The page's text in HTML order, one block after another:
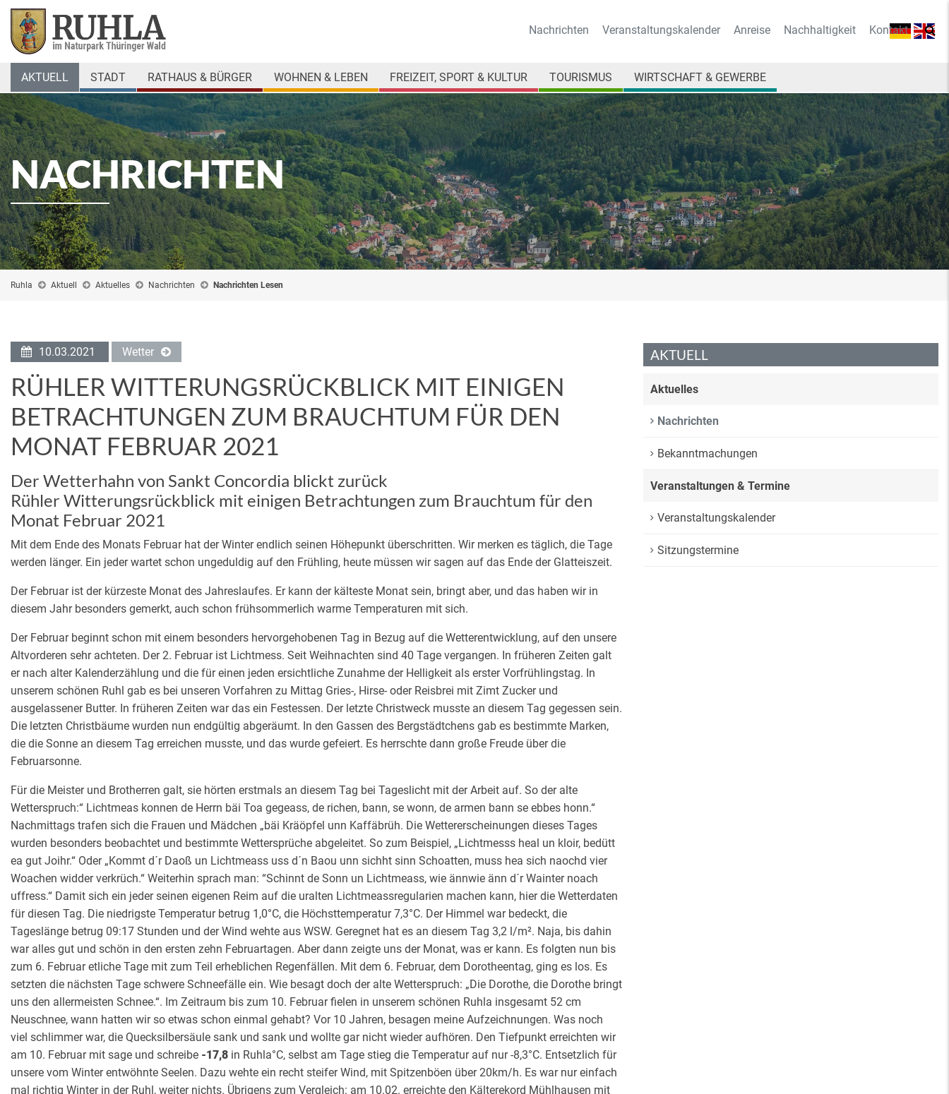
Nachrichten Veranstaltungskalender Anreise Nachhaltigkeit Kontakt
AKTUELL STADT RATHAUS & BÜRGER WOHNEN & LEBEN FREIZEIT, SPORT & KULTUR TOURISMUS WIRTSCHAFT & GEWERBE
NACHRICHTEN
Ruhla Aktuell Aktuelles Nachrichten Nachrichten Lesen
10.03.2021 Wetter
RÜHLER WITTERUNGSRÜCKBLICK MIT EINIGEN
BETRACHTUNGEN ZUM BRAUCHTUM FÜR DEN
MONAT FEBRUAR 2021
Der Wetterhahn von Sankt Concordia blickt zurück
Rühler Witterungsrückblick mit einigen Betrachtungen zum Brauchtum für den
Monat Februar 2021
Mit dem Ende des Monats Februar hat der Winter endlich seinen Höhepunkt überschritten. Wir merken es täglich, die Tage
werden länger. Ein jeder wartet schon ungeduldig auf den Frühling, heute müssen wir sagen auf das Ende der Glatteiszeit.
Der Februar ist der kürzeste Monat des Jahreslaufes. Er kann der kälteste Monat sein, bringt aber, und das haben wir in
diesem Jahr besonders gemerkt, auch schon frühsommerlich warme Temperaturen mit sich.
Der Februar beginnt schon mit einem besonders hervorgehobenen Tag in Bezug auf die Wetterentwicklung, auf den unsere
Altvorderen sehr achteten. Der 2. Februar ist Lichtmess. Seit Weihnachten sind 40 Tage vergangen. In früheren Zeiten galt
er nach alter Kalenderzählung und die für einen jeden ersichtliche Zunahme der Helligkeit als erster Vorfrühlingstag. In
unserem schönen Ruhl gab es bei unseren Vorfahren zu Mittag Gries-, Hirse- oder Reisbrei mit Zimt Zucker und
ausgelassener Butter. In früheren Zeiten war das ein Festessen. Der letzte Christweck musste an diesem Tag gegessen sein.
Die letzten Christbäume wurden nun endgültig abgeräumt. In den Gassen des Bergstädtchens gab es bestimmte Marken,
die die Sonne an diesem Tag erreichen musste, und das wurde gefeiert. Es herrschte dann große Freude über die
Februarsonne.
Für die Meister und Brotherren galt, sie hörten erstmals an diesem Tag bei Tageslicht mit der Arbeit auf. So der alte
Wetterspruch:“ Lichtmeas konnen de Herrn bäi Toa gegeass, de richen, bann, se wonn, de armen bann se ebbes honn.“
Nachmittags trafen sich die Frauen und Mädchen „bäi Kräöpfel unn Kaffäbrüh. Die Wettererscheinungen dieses Tages
wurden besonders beobachtet und bestimmte Wettersprüche abgeleitet. So zum Beispiel, „Lichtmesss heal un kloir, bedütt
ea gut Joihr.“ Oder „Kommt d´r Daoß un Lichtmeass uss d´n Baou unn sichht sinn Schoatten, muss hea sich naochd vier
Woachen widder verkrüch.“ Weiterhin sprach man: “Schinnt de Sonn un Lichtmeass, wie ännwie änn d´r Wainter noach
uffress.“ Damit sich ein jeder seinen eigenen Reim auf die uralten Lichtmeassregularien machen kann, hier die Wetterdaten
für diesen Tag. Die niedrigste Temperatur betrug 1,0°C, die Höchsttemperatur 7,3°C. Der Himmel war bedeckt, die
Tageslänge betrug 09:17 Stunden und der Wind wehte aus WSW. Geregnet hat es an diesem Tag 3,2 l/m². Naja, bis dahin
war alles gut und schön in den ersten zehn Februartagen. Aber dann zeigte uns der Monat, was er kann. Es folgten nun bis
zum 6. Februar etliche Tage mit zum Teil erheblichen Regenfällen. Mit dem 6. Februar, dem Dorotheentag, ging es los. Es
setzten die nächsten Tage schwere Schneefälle ein. Wie besagt doch der alte Wetterspruch: „Die Dorothe, die Dorothe bringt
uns den allermeisten Schnee.“. Im Zeitraum bis zum 10. Februar fielen in unserem schönen Ruhla insgesamt 52 cm
Neuschnee, wann hatten wir so etwas schon einmal gehabt? Vor 10 Jahren, besagen meine Aufzeichnungen. Was noch
viel schlimmer war, die Quecksilbersäule sank und sank und wollte gar nicht wieder aufhören. Den Tiefpunkt erreichten wir
am 10. Februar mit sage und schreibe -17,8 in Ruhla°C, selbst am Tage stieg die Temperatur auf nur -8,3°C. Entsetzlich für
unsere vom Winter entwöhnte Seelen. Dazu wehte ein recht steifer Wind, mit Spitzenböen über 20km/h. Es war nur einfach
mal richtig Winter in der Ruhl, weiter nichts. Übrigens zum Vergleich: am 10.02. erreichte den Kälterekord Mühlhausen mit
AKTUELL
Aktuelles
Nachrichten
Bekanntmachungen
Veranstaltungen & Termine
Veranstaltungskalender
Sitzungstermine